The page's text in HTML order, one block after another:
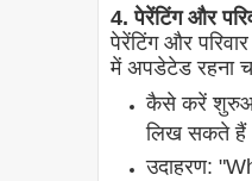
4. पेरेंटिंग और
पेरेंटिंग और
में अपडेटेड रहना
कैसे करें
लिख सकते
उदाहरण: